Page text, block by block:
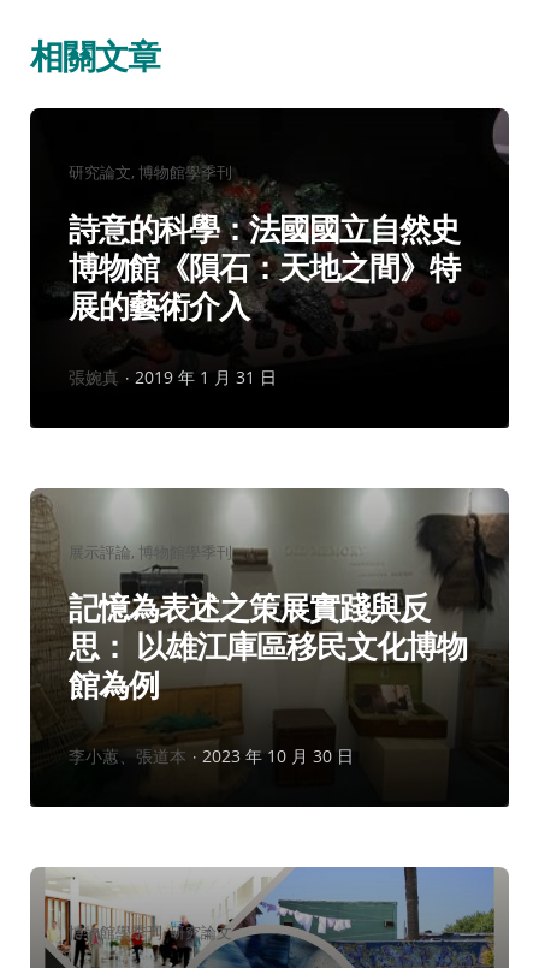
相關文章
分
類：
研究論文 博物館學季刊
詩意的科學：法國國立自然史
博物館《隕石：天地之間》特
展的藝術介入
作
張婉真 2019 年 1 月 31 日
分
類：
展示評論 博物館學季刊
記憶為表述之策展實踐與反
思： 以雄江庫區移民文化博物
館為例
作
李小蕙、張道本 2023 年 10 月 30 日
分
類：
博物館學季刊 研究論文